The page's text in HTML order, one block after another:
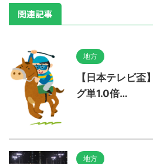
関連記事
地方
【日本テレビ盃
グ単1.0倍…
地方